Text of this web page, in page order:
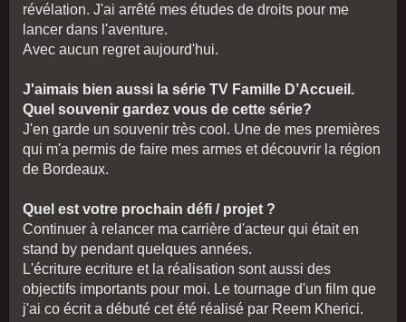
révélation. J'ai arrêté mes études de droits pour me
lancer dans l'aventure.
Avec aucun regret aujourd'hui.
J'aimais bien aussi la série TV Famille D’Accueil.
Quel souvenir gardez vous de cette série?
J'en garde un souvenir très cool. Une de mes premières
qui m'a permis de faire mes armes et découvrir la région
de Bordeaux.
Quel est votre prochain défi / projet ?
Continuer à relancer ma carrière d'acteur qui était en
stand by pendant quelques années.
L'écriture ecriture et la réalisation sont aussi des
objectifs importants pour moi. Le tournage d'un film que
j'ai co écrit a débuté cet été réalisé par Reem Kherici.